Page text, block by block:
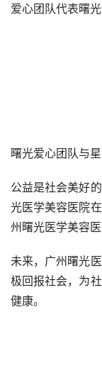
爱心团队代表曙
曙光爱心团队与
公益是社会美好
光医学美容医院
州曙光医学美容
未来，广州曙光
极回报社会，为
健康。